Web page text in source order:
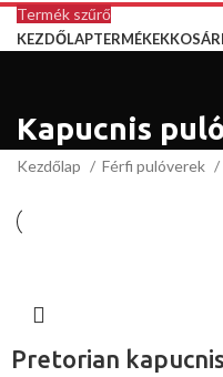
Termék szűrő
KEZDŐLAPTERMÉKEKKOSÁR
Kapucnis
Kezdőlap Férfi pulóverek
Pretorian kapucnis